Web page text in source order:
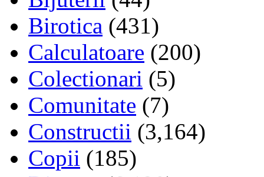
Birotica (431)
Calculatoare (200)
Colectionari (5)
Comunitate (7)
Constructii (3,164)
Copii (185)